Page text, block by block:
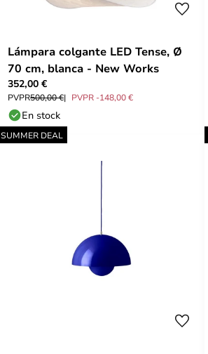
Lámpara colgante LED Tense, Ø
70 cm, blanca - New Works
352,00 €
PVPR500,00 € PVPR -148,00 €
En stock
SUMMER DEAL